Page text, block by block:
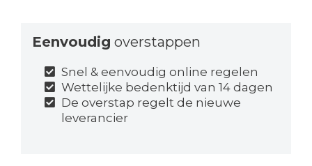
Eenvoudig overstappen
Snel & eenvoudig online regelen
Wettelijke bedenktijd van 14 dagen
De overstap regelt de nieuwe
leverancier